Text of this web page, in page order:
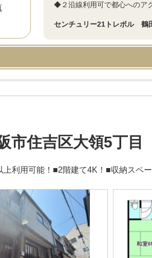
◆２沿線利用可で都心へのア
センチュリー21トレボル
市住吉区大領5丁
上利用可能！■2階建て4K！■収納スペー